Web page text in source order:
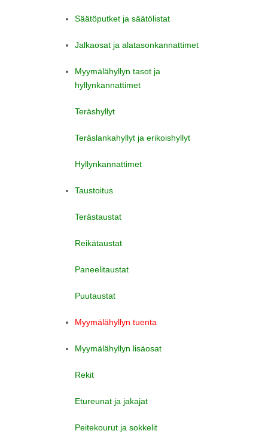
Säätöputket ja säätölistat
Jalkaosat ja alatasonkannattimet
Myymälähyllyn tasot ja
hyllynkannattimet
Teräshyllyt
Teräslankahyllyt ja erikoishyllyt
Hyllynkannattimet
Taustoitus
Terästaustat
Reikätaustat
Paneelitaustat
Puutaustat
Myymälähyllyn tuenta
Myymälähyllyn lisäosat
Rekit
Etureunat ja jakajat
Peitekourut ja sokkelit